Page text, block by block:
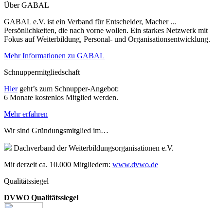
Über GABAL
GABAL e.V. ist ein Verband für Entscheider, Macher ...
Persönlichkeiten, die nach vorne wollen. Ein starkes Netzwerk mit
Fokus auf Weiterbildung, Personal- und Organisationsentwicklung.
Mehr Informationen zu GABAL
Schnuppermitgliedschaft
Hiergeht’s zum Schnupper-Angebot:
6 Monate kostenlos Mitglied werden.
Mehr erfahren
Wir sind Gründungsmitglied im…
Dachverband der Weiterbildungsorganisationen e.V.
Mit derzeit ca. 10.000 Mitgliedern: www.dvwo.de
Qualitätssiegel
DVWO Qualitätssiegel